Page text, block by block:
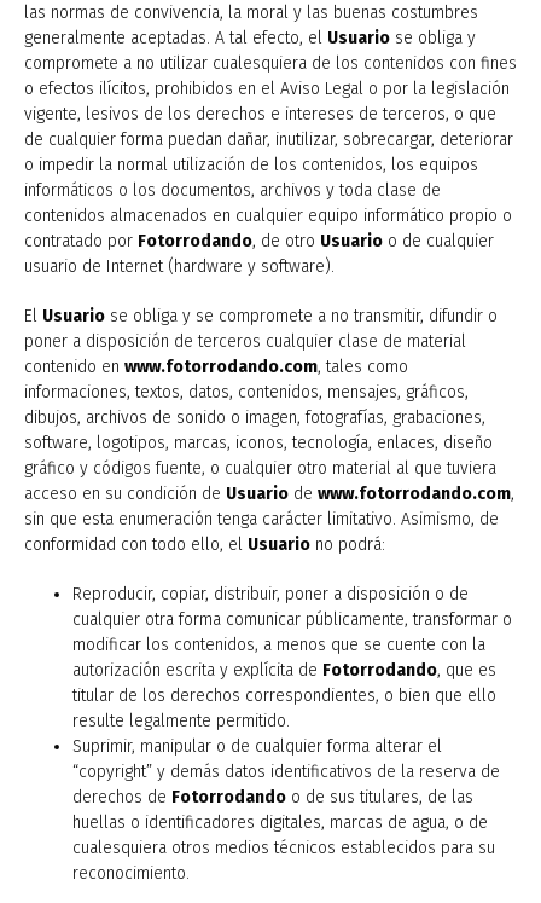
las normas de convivencia, la moral y las buenas costumbres
generalmente aceptadas. A tal efecto, el Usuario se obliga y
compromete a no utilizar cualesquiera de los contenidos con fines
o efectos ilícitos, prohibidos en el Aviso Legal o por la legislación
vigente, lesivos de los derechos e intereses de terceros, o que
de cualquier forma puedan dañar, inutilizar, sobrecargar, deteriorar
o impedir la normal utilización de los contenidos, los equipos
informáticos o los documentos, archivos y toda clase de
contenidos almacenados en cualquier equipo informático propio o
contratado por Fotorrodando, de otro Usuario o de cualquier
usuario de Internet (hardware y software).
El Usuario se obliga y se compromete a no transmitir, difundir o
poner a disposición de terceros cualquier clase de material
contenido en www.fotorrodando.com, tales como
informaciones, textos, datos, contenidos, mensajes, gráficos,
dibujos, archivos de sonido o imagen, fotografías, grabaciones,
software, logotipos, marcas, iconos, tecnología, enlaces, diseño
gráfico y códigos fuente, o cualquier otro material al que tuviera
acceso en su condición de Usuario de www.fotorrodando.com,
sin que esta enumeración tenga carácter limitativo. Asimismo, de
conformidad con todo ello, el Usuario no podrá:
Reproducir, copiar, distribuir, poner a disposición o de
cualquier otra forma comunicar públicamente, transformar o
modificar los contenidos, a menos que se cuente con la
autorización escrita y explícita de Fotorrodando, que es
titular de los derechos correspondientes, o bien que ello
resulte legalmente permitido.
Suprimir, manipular o de cualquier forma alterar el
“copyright” y demás datos identificativos de la reserva de
derechos de Fotorrodando o de sus titulares, de las
huellas o identificadores digitales, marcas de agua, o de
cualesquiera otros medios técnicos establecidos para su
reconocimiento.